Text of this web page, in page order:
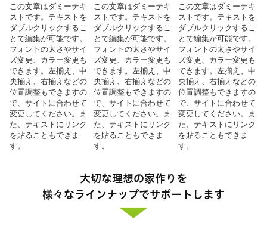
この文章はダミーテキ
ストです。テキストを
ダブルクリックするこ
とで編集が可能です。
フォントの太さやサイ
ズ変更、カラー変更も
できます。左揃え、中
央揃え、右揃えなどの
位置調整もできますの
で、サイトに合わせて
変更してください。ま
た、テキストにリンク
を貼ることもできま
す。
この文章はダミーテキ
ストです。テキストを
ダブルクリックするこ
とで編集が可能です。
フォントの太さやサイ
ズ変更、カラー変更も
できます。左揃え、中
央揃え、右揃えなどの
位置調整もできますの
で、サイトに合わせて
変更してください。ま
た、テキストにリンク
を貼ることもできま
す。
この文章はダミーテキ
ストです。テキストを
ダブルクリックするこ
とで編集が可能です。
フォントの太さやサイ
ズ変更、カラー変更も
できます。左揃え、中
央揃え、右揃えなどの
位置調整もできますの
で、サイトに合わせて
変更してください。ま
た、テキストにリンク
を貼ることもできま
す。
大切な理想の家作りを
様々なラインナップでサポートします